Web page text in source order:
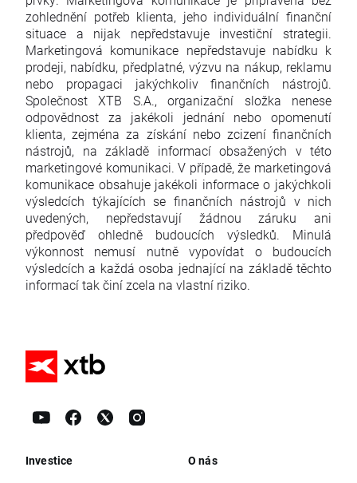
zohlednění potřeb klienta, jeho individuální finanční
situace a nijak nepředstavuje investiční strategii.
Marketingová komunikace nepředstavuje nabídku k
prodeji, nabídku, předplatné, výzvu na nákup, reklamu
nebo propagaci jakýchkoliv finančních nástrojů.
Společnost XTB S.A., organizační složka nenese
odpovědnost za jakékoli jednání nebo opomenutí
klienta, zejména za získání nebo zcizení finančních
nástrojů, na základě informací obsažených v této
marketingové komunikaci. V případě, že marketingová
komunikace obsahuje jakékoli informace o jakýchkoli
výsledcích týkajících se finančních nástrojů v nich
uvedených, nepředstavují žádnou záruku ani
předpověď ohledně budoucích výsledků. Minulá
výkonnost nemusí nutně vypovídat o budoucích
výsledcích a každá osoba jednající na základě těchto
informací tak činí zcela na vlastní riziko.
Investice O nás